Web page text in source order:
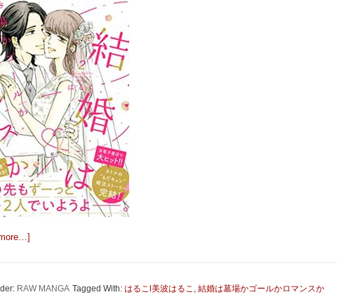
RAW MANGA Tagged With: はるこl美波はるこ , 結婚は墓場かゴールかロマンスか